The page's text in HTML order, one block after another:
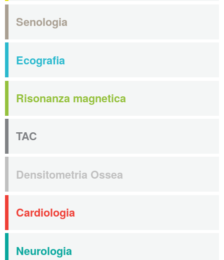
Senologia
Ecografia
Risonanza magnetica
TAC
Densitometria Ossea
Cardiologia
Neurologia